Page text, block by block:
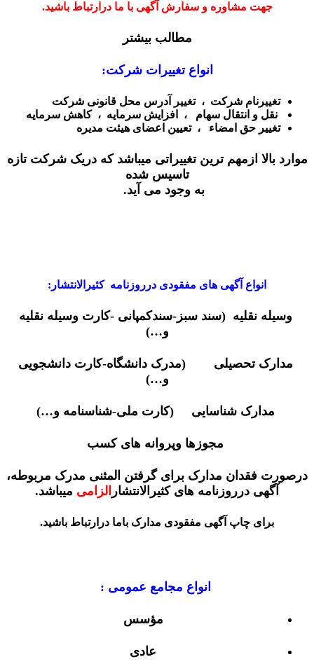
جهت مشاوره و سفارش آگهی با ما درارتباط باشید.
مطالب بیشتر
انواع تغییرات شرکت:
تغییرنام شرکت ،تغییر آدرس محل قانونی شرکت
نقل و انتقال سهام ، افزایش سرمایه ،کاهش سرمایه
تغییر حق امضاء ، تعیین اعضای هیئت مدیره
موارد بالا ازمهم ترین تغییراتی میباشد که دریک شرکت تازه
تاسیس شده
به وجود می آید.
انواع آگهی های مفقودی درروزنامه کثیرالانتشار:
وسیله نقلیه (سند سبز-سندکمپانی -کارت وسیله نقلیه
و…)
مدارک تحصیلی (مدرک دانشگاه-کارت دانشجویی
و…)
مدارک شناسایی (کارت ملی-شناسنامه و…)
مجوزها وپروانه های کسب
درصورت فقدان مدارک برای گرفتن المثنی مدرک مربوطه،
آگهی درروزنامه های کثیرالانتشار الزامی میباشد.
برای چاپ آگهی مفقودی مدارک باما درارتباط باشید.
انواع مجامع عمومی :
مؤسس
عادی